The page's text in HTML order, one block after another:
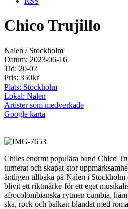
Chico Trujillo
Nalen / Stockholm
Datum: 2023-06-16
Tid: 20-02
Pris: 350kr
Plats: Stockholm
Lokal: Nalen
Artister som medverkade
Google karta
Chiles enormt populära band Chico
turnerat och skapat stor
äntligen tillbaka på Nalen i
blivit ett riktmärke för ett eget
afrocolombianska rytmen cumbia,
ska, rock och balkan blandat med